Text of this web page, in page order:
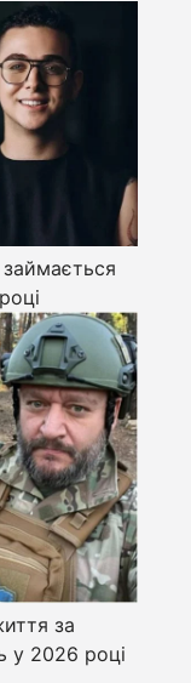
за
у 2026 році